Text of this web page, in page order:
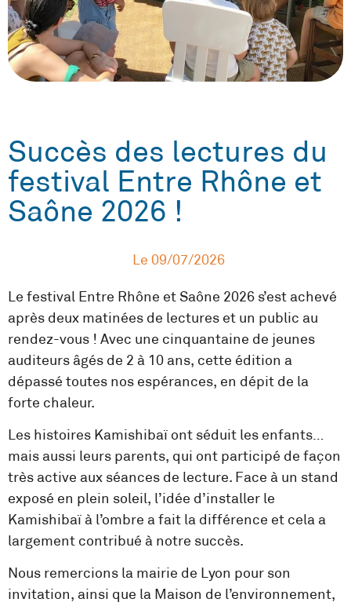
Succès des lectures du
festival Entre Rhône et
Saône 2026 !
Le 09/07/2026
Le festival Entre Rhône et Saône 2026 s’est achevé
après deux matinées de lectures et un public au
rendez-vous ! Avec une cinquantaine de jeunes
auditeurs âgés de 2 à 10 ans, cette édition a
dépassé toutes nos espérances, en dépit de la
forte chaleur.
Les histoires Kamishibaï ont séduit les enfants…
mais aussi leurs parents, qui ont participé de façon
très active aux séances de lecture. Face à un stand
exposé en plein soleil, l’idée d’installer le
Kamishibaï à l’ombre a fait la différence et cela a
largement contribué à notre succès.
Nous remercions la mairie de Lyon pour son
invitation, ainsi que la Maison de l’environnement,